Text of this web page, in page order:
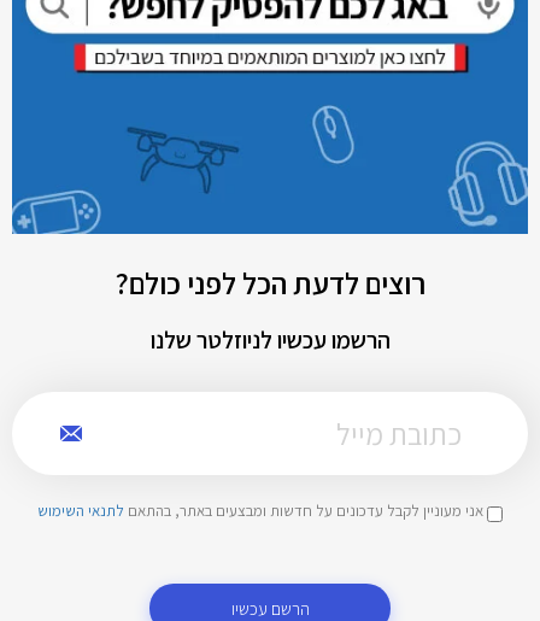
רוצים לדעת הכל לפני כולם?
הרשמו עכשיו לניוזלטר שלנו
אני מעוניין לקבל עדכונים על חדשות ומבצעים באתר, בהתאם לתנאי השימוש
הרשם עכשיו